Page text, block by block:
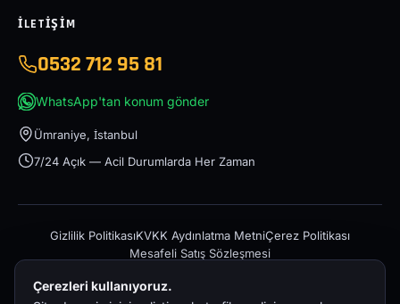
İLETIŞIM
0532 712 95 81
WhatsApp'tan konum gönder
Ümraniye, İstanbul
7/24 Açık — Acil Durumlarda Her Zaman
Gizlilik PolitikasıKVKK Aydınlatma MetniÇerez Politikası
Mesafeli Satış Sözleşmesi
Çerezleri kullanıyoruz.